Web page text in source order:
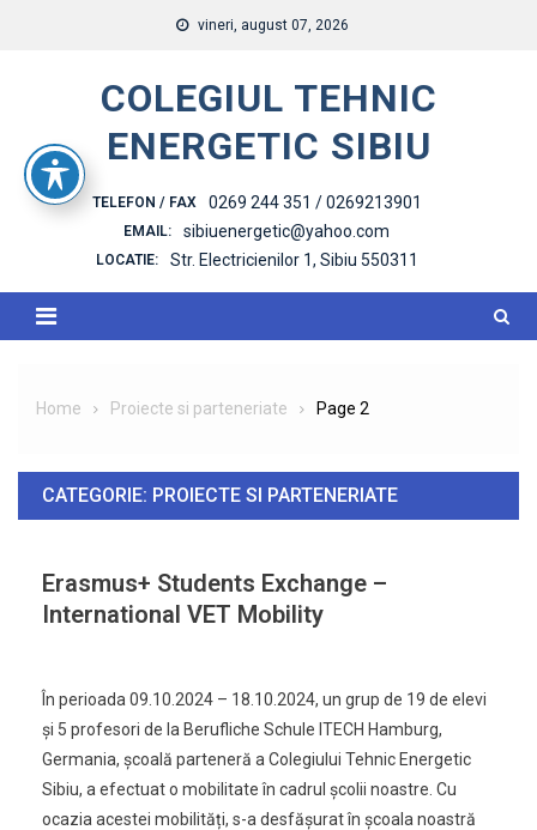
vineri, august 07, 2026
COLEGIUL TEHNIC
ENERGETIC SIBIU
TELEFON / FAX 0269 244 351 / 0269213901
EMAIL: sibiuenergetic@yahoo.com
LOCATIE: Str. Electricienilor 1, Sibiu 550311
Home Proiecte si parteneriate Page 2
CATEGORIE: PROIECTE SI PARTENERIATE
Erasmus+ Students Exchange –
International VET Mobility
Students
Exchange
–
International
VET
În perioada 09.10.2024 – 18.10.2024, un grup de 19 de elevi
și 5 profesori de la Berufliche Schule ITECH Hamburg,
Germania, școală parteneră a Colegiului Tehnic Energetic
Sibiu, a efectuat o mobilitate în cadrul școlii noastre. Cu
ocazia acestei mobilități, s-a desfășurat în școala noastră